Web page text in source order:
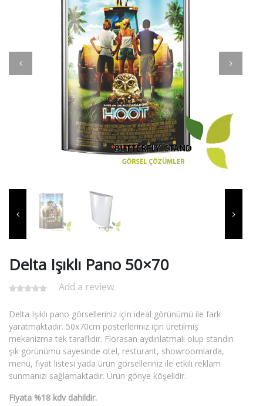
Delta Işıklı Pano 50×70
Add a review.
Delta Işıklı pano görselleriniz için ideal görünümü ile fark
yaratmaktadır. 50x70cm posterleriniz için üretilmiş
mekanizma tek taraflıdır. Florasan aydınlatmalı olup standın
şık görünümü sayesinde otel, resturant, showroomlarda,
menü, fiyat listesi yada ürün görselleriniz ile etkili reklam
sunmanızı sağlamaktadır. Ürün gönye köşelidir.
Fiyata %18 kdv dahildir.